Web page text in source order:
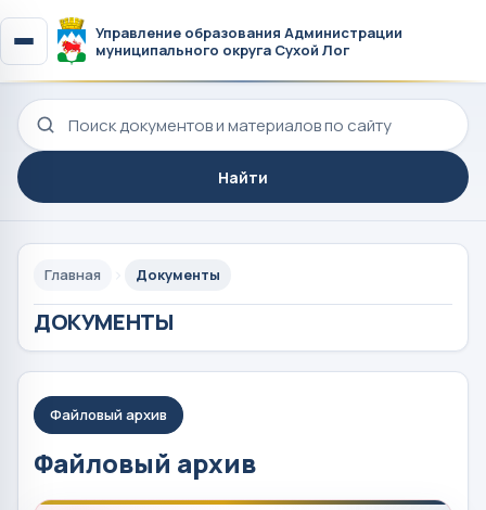
Управление образования Администрации
муниципального округа Сухой Лог
Поиск по сайту
Найти
Главная Документы
ДОКУМЕНТЫ
Файловый архив
Файловый архив